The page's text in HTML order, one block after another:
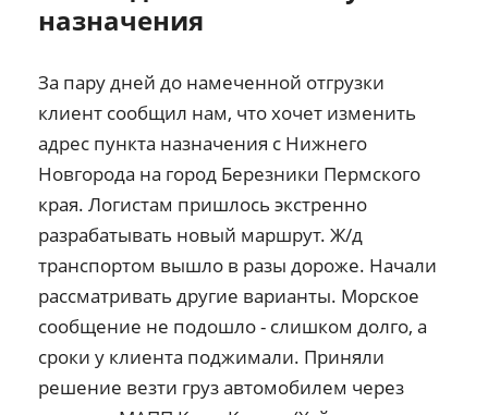
назначения
За пару дней до намеченной отгрузки
клиент сообщил нам, что хочет изменить
адрес пункта назначения с Нижнего
Новгорода на город Березники Пермского
края. Логистам пришлось экстренно
разрабатывать новый маршрут. Ж/д
транспортом вышло в разы дороже. Начали
рассматривать другие варианты. Морское
сообщение не подошло - слишком долго, а
сроки у клиента поджимали. Приняли
решение везти груз автомобилем через